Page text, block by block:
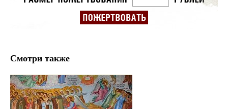
Смотри также